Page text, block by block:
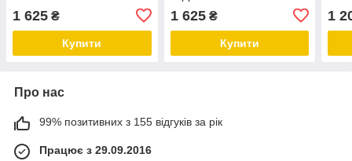
1 625 ₴
Купити
1 625₴
Купити
1
Про нас
99% позитивних з 155 відгуків за рік
Працює з 29.09.2016